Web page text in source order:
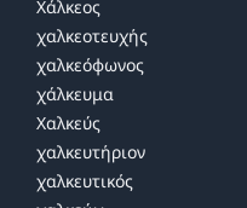
Χάλκεος
χαλκεοτευχής
χαλκεόφωνος
χάλκευμα
Χαλκεύς
χαλκευτήριον
χαλκευτικός